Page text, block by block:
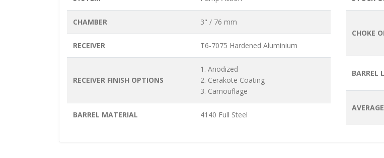
CHAMBER 3" / 76 mm
RECEIVER T6-7075 Hardened Aluminium
RECEIVER FINISH OPTIONS
1. Anodized
2. Cerakote Coating
3. Camouflage
BARREL MATERIAL 4140 Full Steel
CHOKE
BARREL